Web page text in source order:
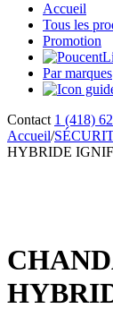
Accueil
Tous les
Promotion
Par marques
Contact 1 (418)
Accueil/
HYBRIDE